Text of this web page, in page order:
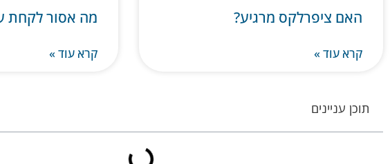
האם ציפרלקס מרגיע?
קרא עוד »
מה אסור לקחת
קרא עוד »
תוכן עניינים